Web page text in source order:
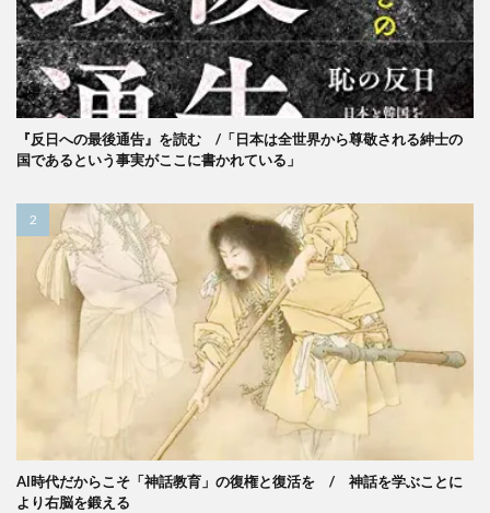
『反日への最後通告』を読む /「日本は全世界から尊敬される紳士の
国であるという事実がここに書かれている」
AI時代だからこそ「神話教育」の復権と復活を / 神話を学ぶことに
より右脳を鍛える